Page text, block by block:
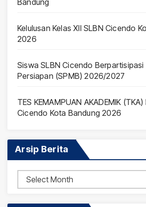
Bandung
Kelulusan Kelas XII SLBN Cicendo
2026
Siswa SLBN Cicendo
Persiapan (SPMB) 2026/2027
TES KEMAMPUAN AKADEMIK
Cicendo Kota Bandung 2026
Arsip Berita
Arsip
Berita